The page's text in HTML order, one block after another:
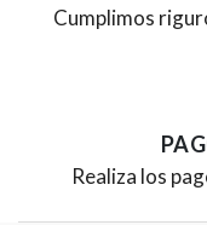
Cumplimos
Realiza los